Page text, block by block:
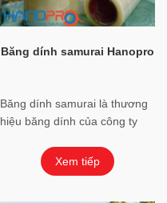
Băng dính samurai Hanopro
Băng dính samurai là thương
hiệu băng dính của công ty
phâm chất lượng cao do chính
nhà máy băng ...
Xem tiếp